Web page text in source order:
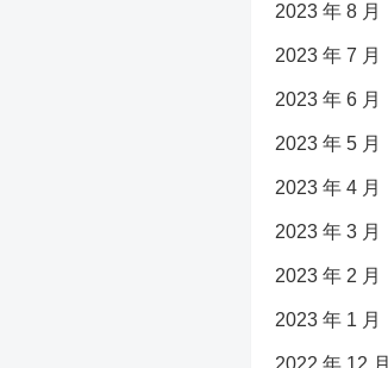
2023 年 8 月
2023 年 7 月
2023 年 6 月
2023 年 5 月
2023 年 4 月
2023 年 3 月
2023 年 2 月
2023 年 1 月
2022 年 12 月